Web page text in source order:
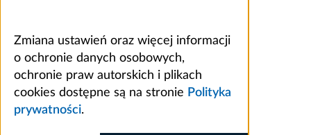
Zmiana ustawień oraz więcej informacji
o ochronie danych osobowych,
ochronie praw autorskich i plikach
cookies dostępne są na stronie Polityka
prywatności.